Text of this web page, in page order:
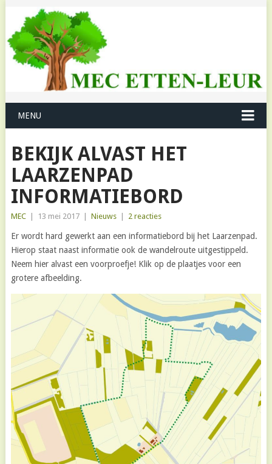
MENU
BEKIJK ALVAST HET
LAARZENPAD
INFORMATIEBORD
MEC 13 mei 2017 Nieuws 2 reacties
Er wordt hard gewerkt aan een informatiebord bij het Laarzenpad.
Hierop staat naast informatie ook de wandelroute uitgestippeld.
Neem hier alvast een voorproefje! Klik op de plaatjes voor een
grotere afbeelding.